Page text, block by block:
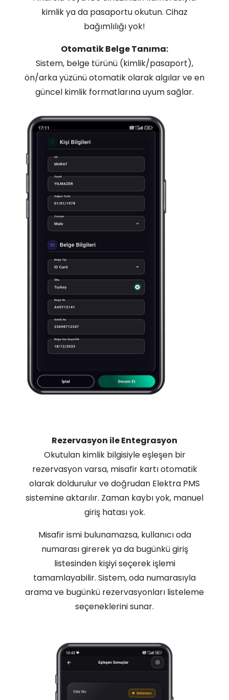
kimlik ya da pasaportu okutun. Cihaz
bağımlılığı yok!
Otomatik Belge Tanıma:
Sistem, belge türünü (kimlik/pasaport),
ön/arka yüzünü otomatik olarak algılar ve en
güncel kimlik formatlarına uyum sağlar.
Rezervasyon ile Entegrasyon
Okutulan kimlik bilgisiyle eşleşen bir
rezervasyon varsa, misafir kartı otomatik
olarak doldurulur ve doğrudan Elektra PMS
sistemine aktarılır. Zaman kaybı yok, manuel
giriş hatası yok.
Misafir ismi bulunamazsa, kullanıcı oda
numarası girerek ya da bugünkü giriş
listesinden kişiyi seçerek işlemi
tamamlayabilir. Sistem, oda numarasıyla
arama ve bugünkü rezervasyonları listeleme
seçeneklerini sunar.